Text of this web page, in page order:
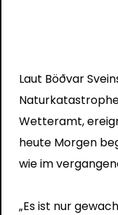
Laut Böðvar
Wetteramt,
heute Morgen
wie im
„Es ist nur